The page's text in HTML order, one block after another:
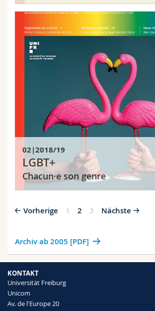
02|2018/19
LGBT+
Chacun·e son genre
Vorherige 1 2 3 Nächste
Archiv ab 2005 [PDF]
KONTAKT
Universität Freiburg
Unicom
Av. de l'Europe 20